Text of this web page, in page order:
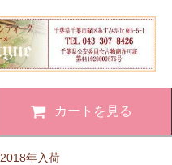
カートを見る
2018年入荷